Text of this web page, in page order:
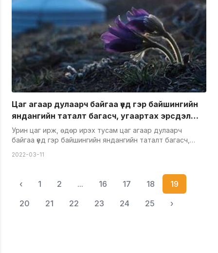
Цаг агаар дулаарч байгаа үед гэр байшингийн
яндангийн таталт багасч, угаартах эрсдэл
эрс нэмэгддэг
Урин цаг ирж, өдөр ирэх тусам цаг агаар дулаарч
байгаа үед гэр байшингийн яндангийн таталт багасч,
мэдрэгчийн хэвийн ажиллагааг ханган, гэр доторх агаар
шалган, болзошгүй аюулаас урьдчилан сэргийлэхийг
сануулж байна. &nbsp;
2022-03-11
‹ 1 2 ... 16 17 18
19
20
21 22 23 24 25 ›